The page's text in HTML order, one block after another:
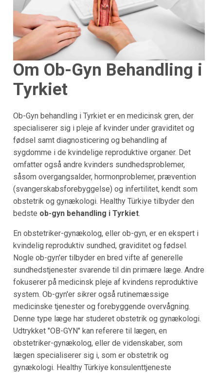
Om Ob-Gyn Behandling i
Tyrkiet
Ob-Gyn behandling i Tyrkiet er en medicinsk gren, der
specialiserer sig i pleje af kvinder under graviditet og
fødsel samt diagnosticering og behandling af
sygdomme i de kvindelige reproduktive organer. Det
omfatter også andre kvinders sundhedsproblemer,
såsom overgangsalder, hormonproblemer, prævention
(svangerskabsforebyggelse) og infertilitet, kendt som
obstetrik og gynækologi. Healthy Türkiye tilbyder den
bedste ob-gyn behandling i Tyrkiet.
En obstetriker-gynækolog, eller ob-gyn, er en ekspert i
kvindelig reproduktiv sundhed, graviditet og fødsel.
Nogle ob-gyn'er tilbyder en bred vifte af generelle
sundhedstjenester svarende til din primære læge. Andre
fokuserer på medicinsk pleje af kvindens reproduktive
system. Ob-gyn'er sikrer også rutinemæssige
medicinske tjenester og forebyggende overvågning.
Denne type læge har studeret obstetrik og gynækologi.
Udtrykket "OB-GYN" kan referere til lægen, en
obstetriker-gynækolog, eller de videnskaber, som
lægen specialiserer sig i, som er obstetrik og
gynækologi. Healthy Türkiye konsulenttjeneste